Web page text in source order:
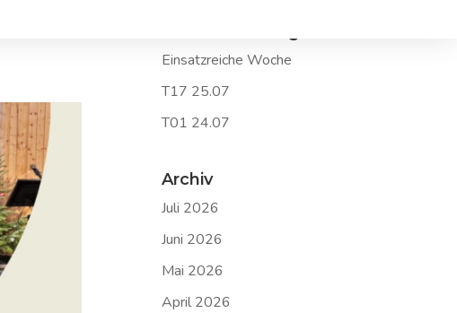
Einsatzreiche Woche
T17 25.07
T01 24.07
Archiv
Juli 2026
Juni 2026
Mai 2026
April 2026